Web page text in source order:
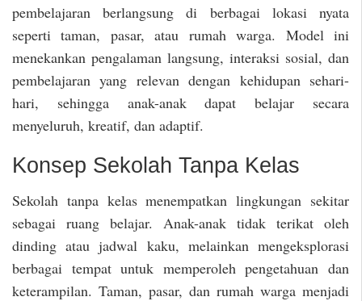
pembelajaran berlangsung di berbagai lokasi nyata
seperti taman, pasar, atau rumah warga. Model ini
menekankan pengalaman langsung, interaksi sosial, dan
pembelajaran yang relevan dengan kehidupan sehari-
hari, sehingga anak-anak dapat belajar secara
menyeluruh, kreatif, dan adaptif.
Konsep Sekolah Tanpa Kelas
Sekolah tanpa kelas menempatkan lingkungan sekitar
sebagai ruang belajar. Anak-anak tidak terikat oleh
dinding atau jadwal kaku, melainkan mengeksplorasi
berbagai tempat untuk memperoleh pengetahuan dan
keterampilan. Taman, pasar, dan rumah warga menjadi